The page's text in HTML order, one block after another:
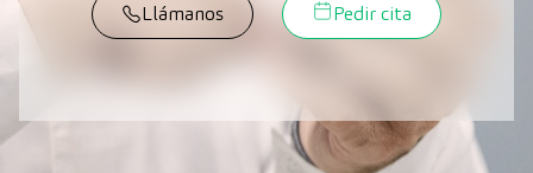
Llámanos Pedir cita